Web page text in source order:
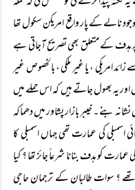
کے پار واقع امریکن سکول تھا
کے متعلق بھی تصریح آجاتی ہے
، یا غیر ملکی ، بالخصوص غیر
یہ بھول جاتے ہیں کہ اس حملے میں
بنے ۔ خیبر بازار پشاور میں دھماکہ
کی عمارت تھی جہاں اسمبلی کا
عمارت کو ہدف بنانا شرعاً جائز تھا ؟ کیا
تھے ؟ سوات طالبان کے ترجمان حاجی